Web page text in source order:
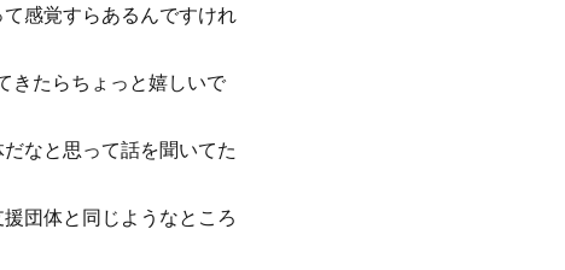
感覚すらあるんですけれ
きたらちょっと嬉しいで
なと思って話を聞いてた
団体と同じようなところ